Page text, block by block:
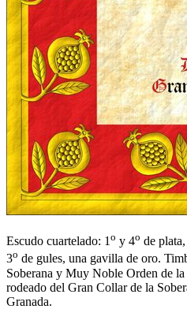
Escudo cuartelado: 1 o y 4o de
3o de gules, una gavilla de oro.
Soberana y Muy Noble Orden de la
rodeado del Gran Collar de la
Granada.